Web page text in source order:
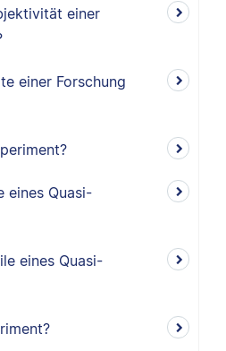
einer
einer Forschung
eines Quasi-
eines Quasi-